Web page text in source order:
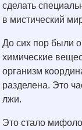
сделать
в мистический
До сих пор были
химические
организм
разделена. Это
лжи.
Это стало